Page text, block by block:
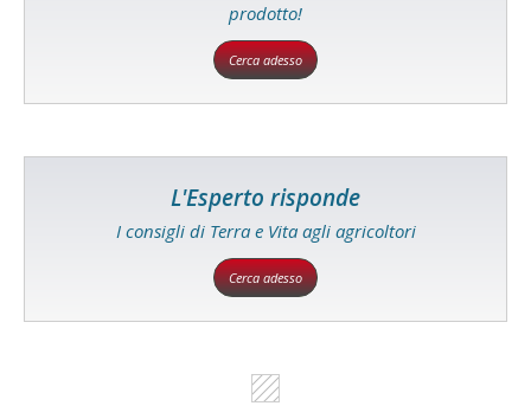
prodotto!
Cerca adesso
L'Esperto risponde
I consigli di Terra e Vita agli agricoltori
Cerca adesso